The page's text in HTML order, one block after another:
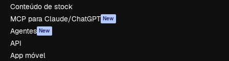
Conteúdo de stock
MCP para Claude/ChatGPT New
Agentes New
API
App móvel